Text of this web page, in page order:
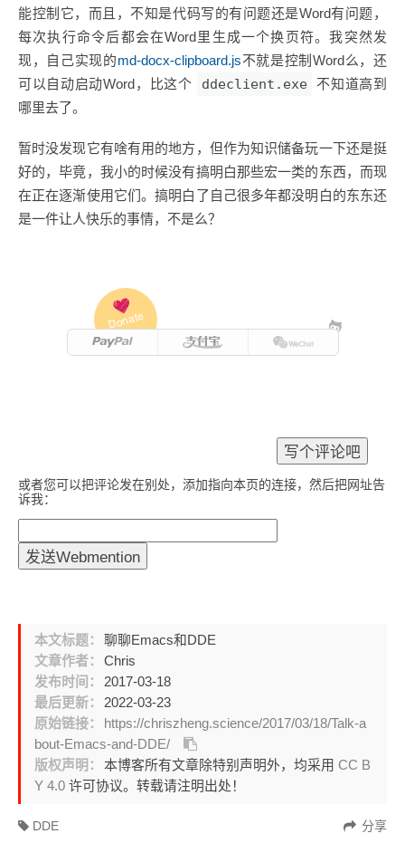
能控制它，而且，不知是代码写的有问题还是Word有问题，
每次执行命令后都会在Word里生成一个换页符。我突然发
现，自己实现的md-docx-clipboard.js不就是控制Word么，还
可以自动启动Word，比这个
ddeclient.exe
不知道高到
哪里去了。
暂时没发现它有啥有用的地方，但作为知识储备玩一下还是挺
好的，毕竟，我小的时候没有搞明白那些宏一类的东西，而现
在正在逐渐使用它们。搞明白了自己很多年都没明白的东东还
是一件让人快乐的事情，不是么？
Donate
或者您可以把评论发在别处，添加指向本页的连接，然后把网址告
诉我：
本文标题：
聊聊Emacs和DDE
文章作者：
Chris
发布时间：
2017-03-18
最后更新：
2022-03-23
原始链接：
https://chriszheng.science/2017/03/18/Talk-a
bout-Emacs-and-DDE/
版权声明：
本博客所有文章除特别声明外，均采用CC B
Y 4.0许可协议。转载请注明出处！
分享
DDE